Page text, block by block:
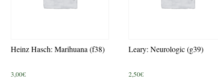
Heinz Hasch: Marihuana (f38)
3,00€
Leary: Neurologic (g39)
2,50€